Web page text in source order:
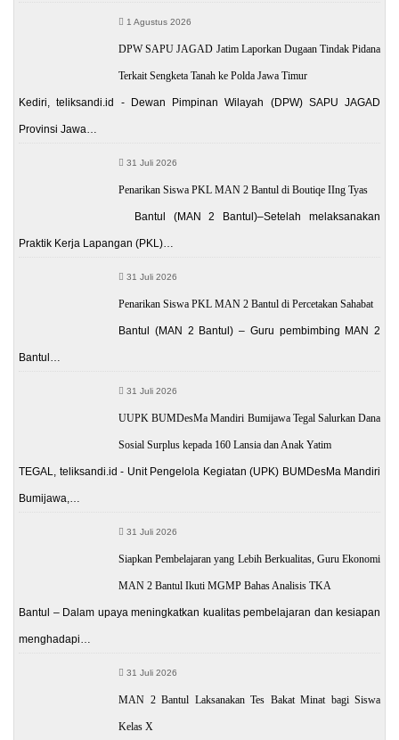
1 Agustus 2026
DPW SAPU JAGAD Jatim Laporkan Dugaan Tindak Pidana
Terkait Sengketa Tanah ke Polda Jawa Timur
Kediri, teliksandi.id - Dewan Pimpinan Wilayah (DPW) SAPU JAGAD
Provinsi Jawa…
31 Juli 2026
Penarikan Siswa PKL MAN 2 Bantul di Boutiqe IIng Tyas
Bantul (MAN 2 Bantul)–Setelah melaksanakan
Praktik Kerja Lapangan (PKL)…
31 Juli 2026
Penarikan Siswa PKL MAN 2 Bantul di Percetakan Sahabat
Bantul (MAN 2 Bantul) – Guru pembimbing MAN 2
Bantul…
31 Juli 2026
UUPK BUMDesMa Mandiri Bumijawa Tegal Salurkan Dana
Sosial Surplus kepada 160 Lansia dan Anak Yatim
TEGAL, teliksandi.id - Unit Pengelola Kegiatan (UPK) BUMDesMa Mandiri
Bumijawa,…
31 Juli 2026
Siapkan Pembelajaran yang Lebih Berkualitas, Guru Ekonomi
MAN 2 Bantul Ikuti MGMP Bahas Analisis TKA
Bantul – Dalam upaya meningkatkan kualitas pembelajaran dan kesiapan
menghadapi…
31 Juli 2026
MAN 2 Bantul Laksanakan Tes Bakat Minat bagi Siswa
Kelas X